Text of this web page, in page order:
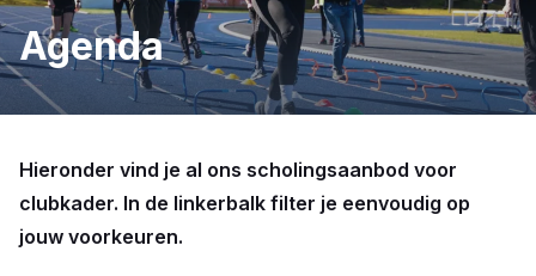
Agenda
Hieronder vind je al ons scholingsaanbod voor
clubkader. In de linkerbalk filter je eenvoudig op
jouw voorkeuren.